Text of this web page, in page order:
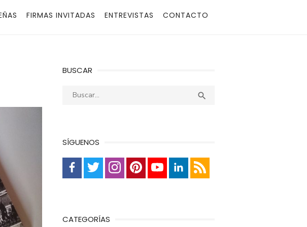
FIRMAS INVITADAS ENTREVISTAS CONTACTO
BUSCAR
Buscar: 
SÍGUENOS
CATEGORÍAS